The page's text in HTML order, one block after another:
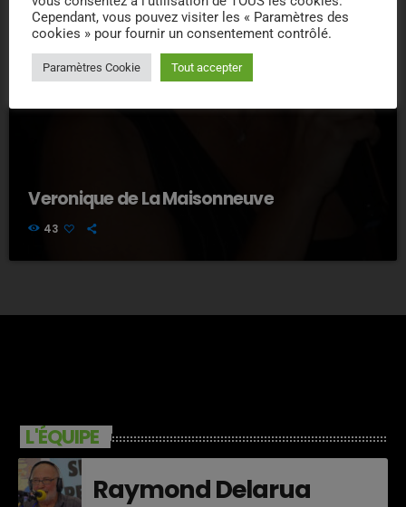
Veronique de La Maisonneuve
43
L'ÉQUIPE
Raymond Delarua
Cependant, vous pouvez visiter les « Paramètres des
cookies » pour fournir un consentement contrôlé.
Paramètres Cookie Tout accepter